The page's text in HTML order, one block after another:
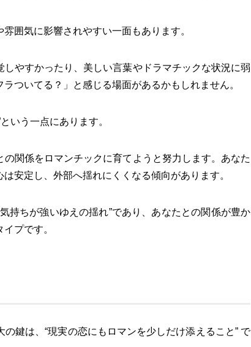
囲気に影響されやすい一面もあります。
やすかったり、美しい言葉やドラマチックな状況に弱
ついてる？」と感じる場面があるかもしれません。
いう一点にあります。
関係をロマンチックに育てようと努力します。あなた
安定し、外部へ揺れにくくなる傾向があります。
持ちが強いゆえの揺れ”であり、あなたとの関係が豊か
プです。
鍵は、“現実の恋にもロマンを少しだけ添えること” で